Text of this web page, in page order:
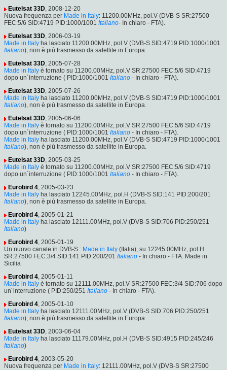
Eutelsat 33D, 2008-12-20
Nuova frequenza per Made in Italy: 11200.00MHz, pol.V (DVB-S SR:27500
FEC:5/6 SID:4719 PID:1000/1001 Italiano- In chiaro - FTA).
Eutelsat 33D, 2006-03-19
Made in Italy ha lasciato 11200.00MHz, pol.V (DVB-S SID:4719 PID:1000/1001
Italiano), non è più trasmesso da satellite in Europa.
Eutelsat 33D, 2005-07-28
Made in Italy è tornato su 11200.00MHz, pol.V SR:27500 FEC:5/6 SID:4719
dopo un´interruzione ( PID:1000/1001 Italiano - In chiaro - FTA).
Eutelsat 33D, 2005-07-26
Made in Italy ha lasciato 11200.00MHz, pol.V (DVB-S SID:4719 PID:1000/1001
Italiano), non è più trasmesso da satellite in Europa.
Eutelsat 33D, 2005-06-06
Made in Italy è tornato su 11200.00MHz, pol.V SR:27500 FEC:5/6 SID:4719
dopo un´interruzione ( PID:1000/1001 Italiano - In chiaro - FTA).
Made in Italy ha lasciato 11200.00MHz, pol.V (DVB-S SID:4719 PID:1000/1001
Italiano), non è più trasmesso da satellite in Europa.
Eutelsat 33D, 2005-03-25
Made in Italy è tornato su 11200.00MHz, pol.V SR:27500 FEC:5/6 SID:4719
dopo un´interruzione ( PID:1000/1001 Italiano - In chiaro - FTA).
Eurobird 4, 2005-03-23
Made in Italy ha lasciato 12245.00MHz, pol.H (DVB-S SID:141 PID:200/201
Italiano), non è più trasmesso da satellite in Europa.
Eurobird 4, 2005-01-21
Made in Italy ha lasciato 12111.00MHz, pol.V (DVB-S SID:706 PID:250/251
Italiano)
Eurobird 4, 2005-01-19
Un nuovo canale in DVB-S : Made in Italy (Italia), su 12245.00MHz, pol.H
SR:27500 FEC:3/4 SID:141 PID:200/201 Italiano - In chiaro - FTA. Made in
Sicilia
Eurobird 4, 2005-01-11
Made in Italy è tornato su 12111.00MHz, pol.V SR:27500 FEC:3/4 SID:706 dopo
un´interruzione ( PID:250/251 Italiano - In chiaro - FTA).
Eurobird 4, 2005-01-10
Made in Italy ha lasciato 12111.00MHz, pol.V (DVB-S SID:706 PID:250/251
Italiano), non è più trasmesso da satellite in Europa.
Eutelsat 33D, 2003-06-04
Made in Italy ha lasciato 11179.00MHz, pol.H (DVB-S SID:4915 PID:245/246
Italiano)
Eurobird 4, 2003-05-20
Nuova frequenza per Made in Italy: 12111.00MHz, pol.V (DVB-S SR:27500